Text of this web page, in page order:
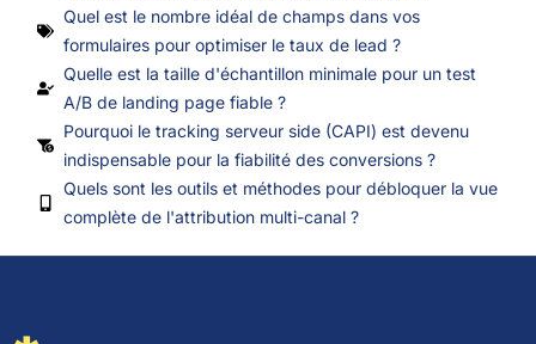
Quel est le nombre idéal de champs dans vos
formulaires pour optimiser le taux de lead ?
Quelle est la taille d'échantillon minimale pour un test
A/B de landing page fiable ?
Pourquoi le tracking serveur side (CAPI) est devenu
indispensable pour la fiabilité des conversions ?
Quels sont les outils et méthodes pour débloquer la vue
complète de l'attribution multi-canal ?